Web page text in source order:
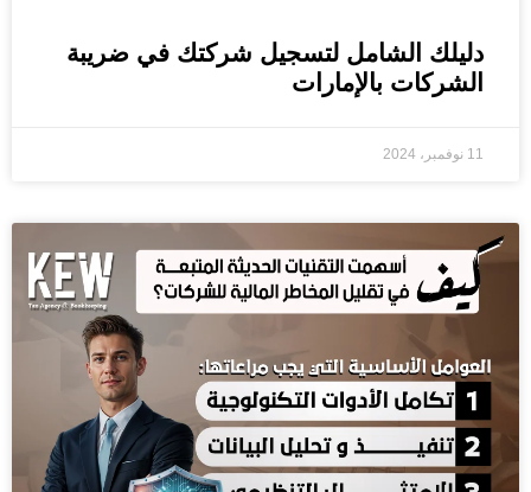
دليلك الشامل لتسجيل شركتك في ضريبة
الشركات بالإمارات
11 نوفمبر، 2024